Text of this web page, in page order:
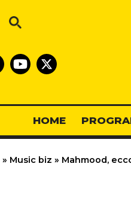
HOME
» Music biz » Mahmood,